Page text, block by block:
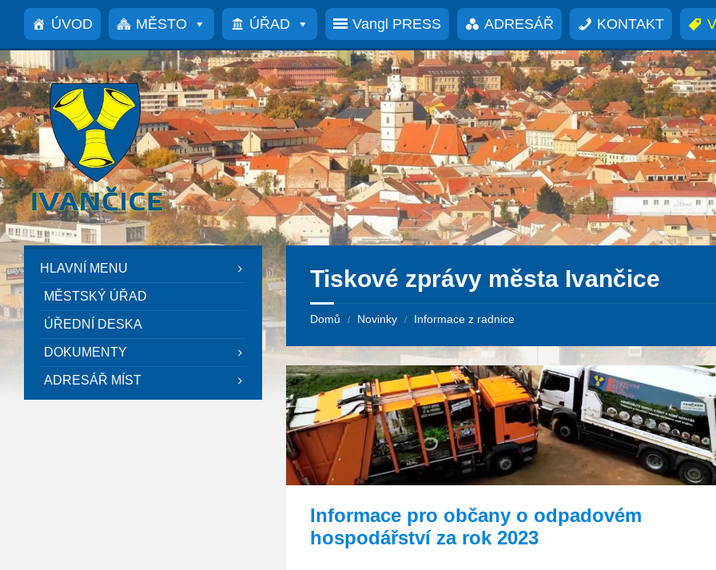
Přeskočit
obsah
Přeskočit
panel
Přeskočit
pravý
panel
Přeskočit
patičku
ÚVOD MĚSTO ÚŘAD Vangl PRESS ADRESÁŘ KONTAKT
Tiskové zprávy města Ivančice
Domů / Novinky / Informace z radnice
TSMI
svoz
kuka
odpad
Informace pro občany o odpadovém
hospodářství za rok 2023
HLAVNÍ MENU
MĚSTSKÝ ÚŘAD
ÚŘEDNÍ DESKA
DOKUMENTY
ADRESÁŘ MÍST